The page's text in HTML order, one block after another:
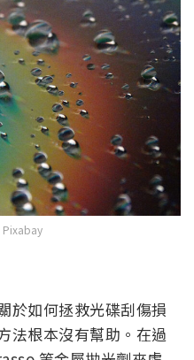
Pixabay
於如何拯救光碟刮傷損
法根本沒有幫助。在過